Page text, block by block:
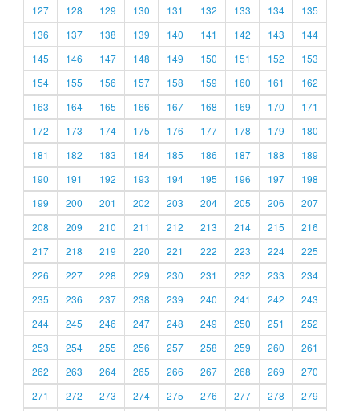
127
128 129 130 131 132 133 134
135
136
137 138 139 140 141 142 143
144
145
146 147 148 149 150 151 152
153
154
155 156 157 158 159 160 161
162
163
164 165 166 167 168 169 170
171
172
173 174 175 176 177 178 179
180
181
182 183 184 185 186 187 188
189
190
191 192 193 194 195 196 197
198
199
200 201 202 203 204 205 206
207
208
209 210 211 212 213 214 215
216
217
218 219 220 221 222 223 224
225
226
227 228 229 230 231 232 233
234
235
236 237 238 239 240 241 242
243
244
245 246 247 248 249 250 251
252
253
254 255 256 257 258 259 260
261
262
263 264 265 266 267 268 269
270
271
272 273 274 275 276 277 278 279